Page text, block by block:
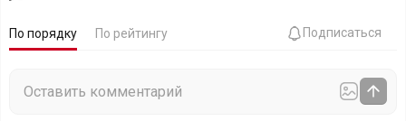
По порядку По рейтингу Подписаться